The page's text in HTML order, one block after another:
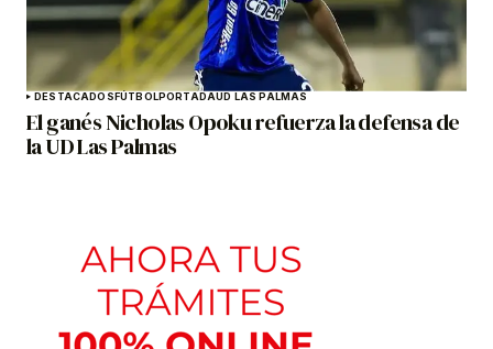
DESTACADOSFÚTBOLPORTADAUD LAS PALMAS
El ganés Nicholas Opoku refuerza la defensa de
la UD Las Palmas